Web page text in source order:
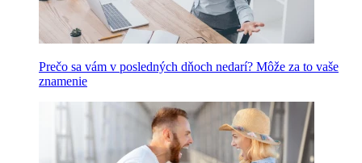
Prečo sa vám v posledných dňoch nedarí? Môže za to vaše
znamenie